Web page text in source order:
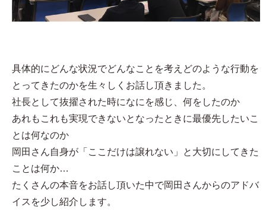
具体的にどんな状況でどんなことを考えどのような行動を
とってきたのかを生々しくお話し頂きました。
社長として抜擢された時になにを感じ、何をしたのか
あれもこれも実現できないとなったときに最優先したいこ
とは何なのか
岡田さん自身が「ここだけは譲れない」と大切にしてきた
ことは何か…
たくさんの本音をお話し頂いた中で岡田さんからのアドバ
イスを少し紹介します。